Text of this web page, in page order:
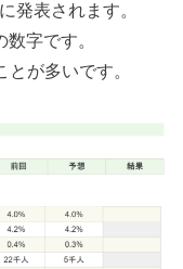
発表されます。
字です。
が多いです。